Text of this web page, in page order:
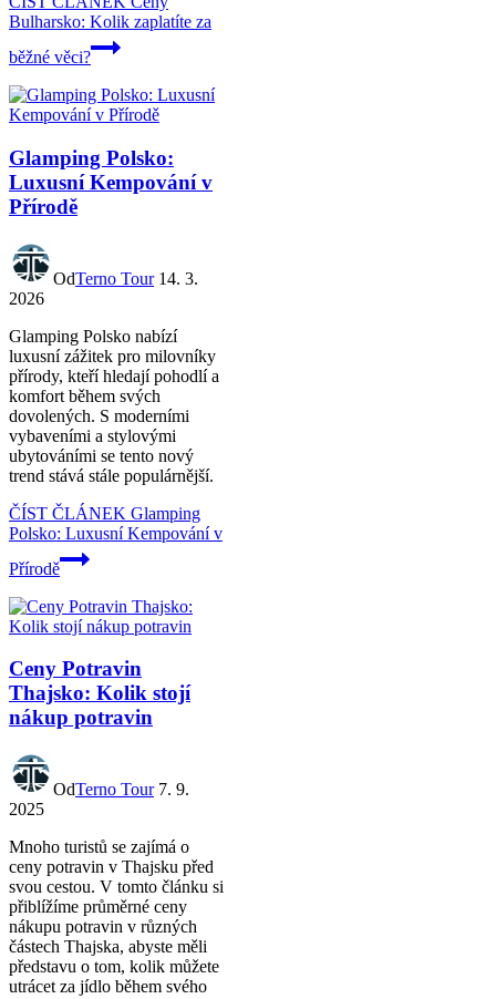
Bulharsko: Kolik zaplatíte za
běžné věci?
Glamping Polsko:
Luxusní Kempování v
Přírodě
OdTerno Tour 14. 3.
2026
Glamping Polsko nabízí
luxusní zážitek pro milovníky
přírody, kteří hledají pohodlí a
komfort během svých
dovolených. S moderními
vybaveními a stylovými
ubytováními se tento nový
trend stává stále populárnější.
ČÍST ČLÁNEK Glamping
Polsko: Luxusní Kempování v
Přírodě
Ceny Potravin
Thajsko: Kolik stojí
nákup potravin
OdTerno Tour 7. 9.
2025
Mnoho turistů se zajímá o
ceny potravin v Thajsku před
svou cestou. V tomto článku si
přiblížíme průměrné ceny
nákupu potravin v různých
částech Thajska, abyste měli
představu o tom, kolik můžete
utrácet za jídlo během svého